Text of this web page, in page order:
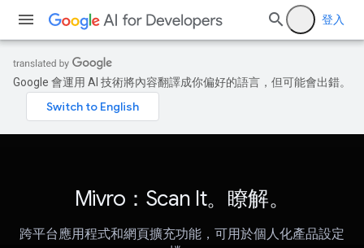
登入
Google 會運用 AI 技術將內容翻譯成你偏好的語言，但可能會出錯。
Mivro：Scan It。瞭解。
跨平台應用程式和網頁擴充功能，可用於個人化產品設定